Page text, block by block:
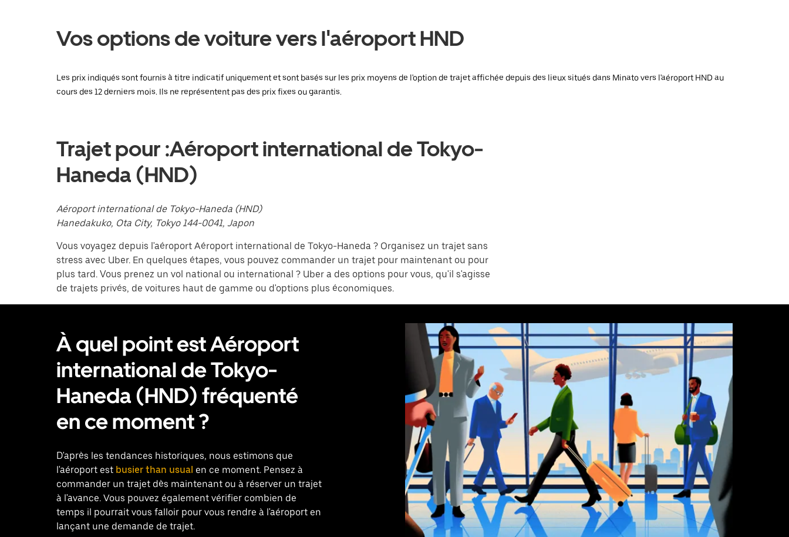
ouvrir
le
sélectionner
une
date.
Échap
pour
fermer
le
Vos options de voiture vers l'aéroport HND
Les prix indiqués sont fournis à titre indicatif uniquement et sont basés sur les prix moyens de l'option de trajet affichée depuis des lieux situés dans Minato vers l'aéroport HND au
cours des 12 derniers mois. Ils ne représentent pas des prix fixes ou garantis.
Trajet pour :Aéroport international de Tokyo-
Haneda (HND)
Aéroport international de Tokyo-Haneda (HND)
Hanedakuko, Ota City, Tokyo 144-0041, Japon
Vous voyagez depuis l'aéroport Aéroport international de Tokyo-Haneda ? Organisez un trajet sans
stress avec Uber. En quelques étapes, vous pouvez commander un trajet pour maintenant ou pour
plus tard. Vous prenez un vol national ou international ? Uber a des options pour vous, qu'il s'agisse
de trajets privés, de voitures haut de gamme ou d'options plus économiques.
À quel point est Aéroport
international de Tokyo-
Haneda (HND) fréquenté
en ce moment ?
D'après les tendances historiques, nous estimons que
l'aéroport est busier than usual en ce moment. Pensez à
commander un trajet dès maintenant ou à réserver un trajet
à l'avance. Vous pouvez également vérifier combien de
temps il pourrait vous falloir pour vous rendre à l'aéroport en
lançant une demande de trajet.